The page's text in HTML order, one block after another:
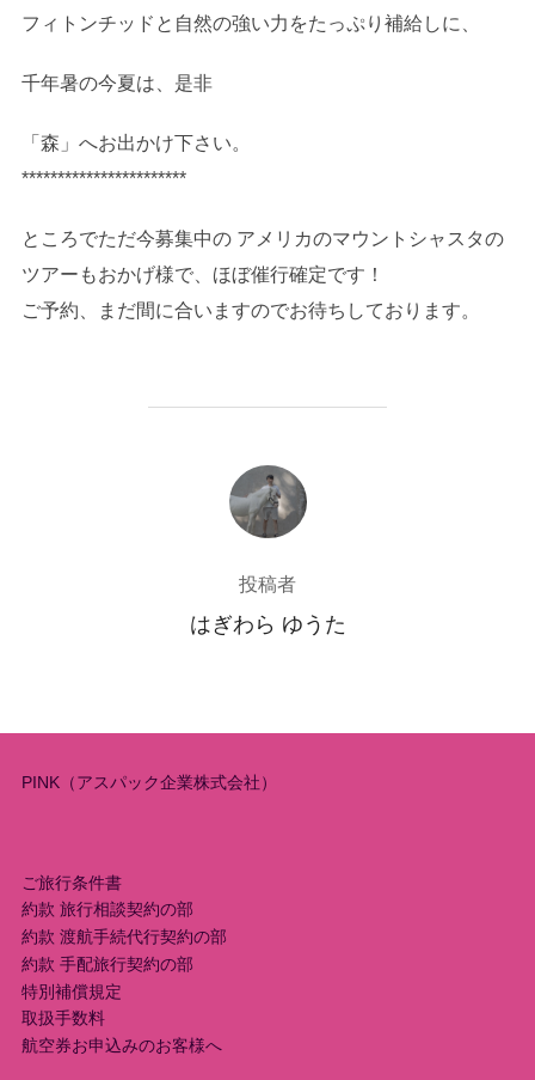
フィトンチッドと自然の強い力をたっぷり補給しに、
千年暑の今夏は、是非
「森」へお出かけ下さい。
***********************
ところでただ今募集中の アメリカのマウントシャスタの
ツアーもおかげ様で、ほぼ催行確定です！
ご予約、まだ間に合いますのでお待ちしております。
投稿者
投稿者
はぎわら ゆうた
PINK（アスパック企業株式会社）
ご旅行条件書
約款 旅行相談契約の部
約款 渡航手続代行契約の部
約款 手配旅行契約の部
特別補償規定
取扱手数料
航空券お申込みのお客様へ